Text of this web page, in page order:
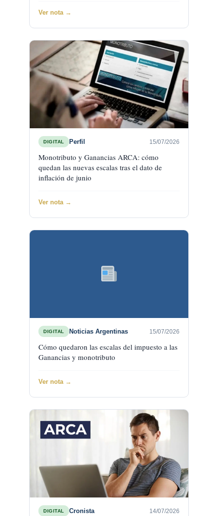
Ver nota →
DIGITAL Perfil 15/07/2026
Monotributo y Ganancias ARCA: cómo
quedan las nuevas escalas tras el dato de
inflación de junio
Ver nota →
DIGITAL Noticias Argentinas 15/07/2026
Cómo quedaron las escalas del impuesto a las
Ganancias y monotributo
Ver nota →
DIGITAL Cronista 14/07/2026